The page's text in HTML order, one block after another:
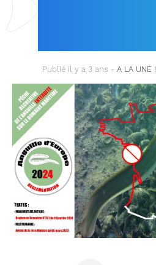
Publié il y a 3 ans - A LA UNE !